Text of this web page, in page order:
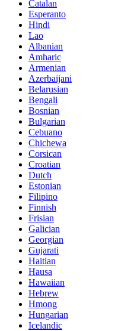
Catalan
Esperanto
Hindi
Lao
Albanian
Amharic
Armenian
Azerbaijani
Belarusian
Bengali
Bosnian
Bulgarian
Cebuano
Chichewa
Corsican
Croatian
Dutch
Estonian
Filipino
Finnish
Frisian
Galician
Georgian
Gujarati
Haitian
Hausa
Hawaiian
Hebrew
Hmong
Hungarian
Icelandic